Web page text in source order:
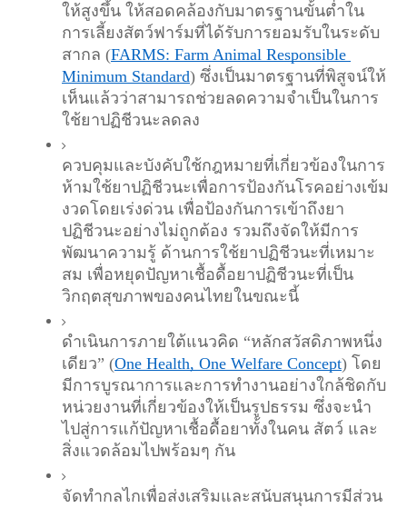
ให้สูงขึ้น ให้สอดคล้องกับมาตรฐานขั้นต่ำใน
การเลี้ยงสัตว์ฟาร์มที่ได้รับการยอมรับในระดับ
สากล (FARMS: Farm Animal Responsible
Minimum Standard) ซึ่งเป็นมาตรฐานที่พิสูจน์ให้
เห็นแล้วว่าสามารถช่วยลดความจำเป็นในการ
ใช้ยาปฏิชีวนะลดลง
ควบคุมและบังคับใช้กฎหมายที่เกี่ยวข้องในการ
ห้ามใช้ยาปฏิชีวนะเพื่อการป้องกันโรคอย่างเข้ม
งวดโดยเร่งด่วน เพื่อป้องกันการเข้าถึงยา
ปฏิชีวนะอย่างไม่ถูกต้อง รวมถึงจัดให้มีการ
พัฒนาความรู้ ด้านการใช้ยาปฏิชีวนะที่เหมาะ
สม เพื่อหยุดปัญหาเชื้อดื้อยาปฏิชีวนะที่เป็น
วิกฤตสุขภาพของคนไทยในขณะนี้
ดำเนินการภายใต้แนวคิด “หลักสวัสดิภาพหนึ่ง
เดียว” (One Health, One Welfare Concept) โดย
มีการบูรณาการและการทำงานอย่างใกล้ชิดกับ
หน่วยงานที่เกี่ยวข้องให้เป็นรูปธรรม ซึ่งจะนำ
ไปสู่การแก้ปัญหาเชื้อดื้อยาทั้งในคน สัตว์ และ
สิ่งแวดล้อมไปพร้อมๆ กัน
จัดทำกลไกเพื่อส่งเสริมและสนับสนุนการมีส่วน